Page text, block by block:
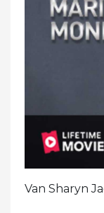
Van Sharyn